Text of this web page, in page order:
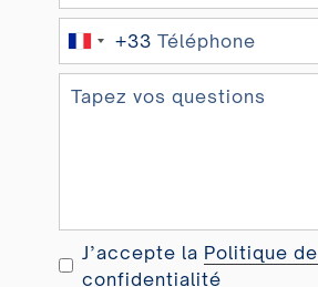
F
r
a
3
3
+33
J’accepte la Politique de
confidentialité